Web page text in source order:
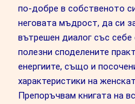
по-добре в собственото
неговата мъдрост, да си
вътрешен диалог със
полезни споделените
енергиите, също и
характеристики на
Препоръчвам книгата на